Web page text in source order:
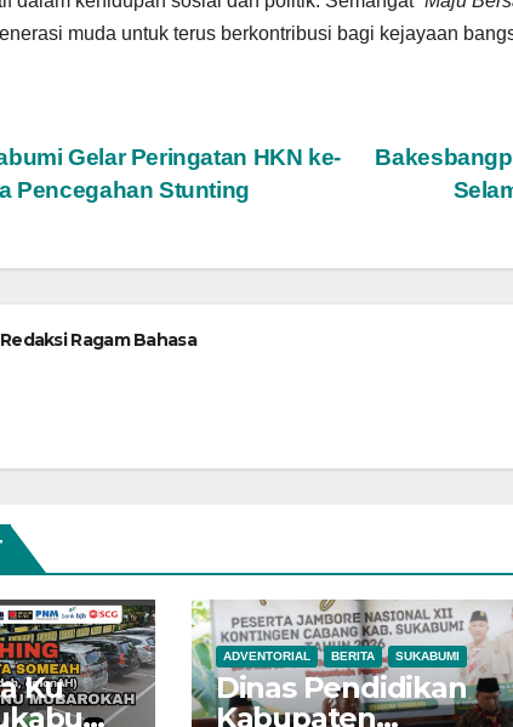
muda untuk terus berkontribusi bagi kejayaan
Gelar Peringatan HKN ke-
Pencegahan Stunting
Redaksi Ragam Bahasa
Ku
ADVENTORIAL BERITA SUKABUMI
Dinas Pendidikan
Kabupaten